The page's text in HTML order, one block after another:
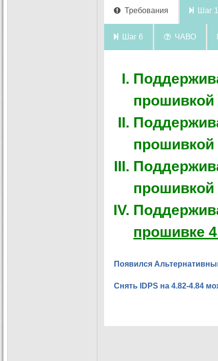
Требования Шаг 1
Шаг 6 ЧАВО
прошивкой
прошивкой
прошивке
Появился
Снять IDPS на 4.82-4.84